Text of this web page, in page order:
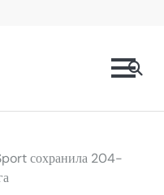
сохранила 204-